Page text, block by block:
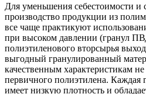
Для уменьшения себестоимости и
производство продукции из
все чаще практикуют
при высоком давлении (гранул
полиэтиленового вторсырья
выгодный гранулированный
качественным характеристикам
первичного полиэтилена. Каждая
имеет низкую плотность и